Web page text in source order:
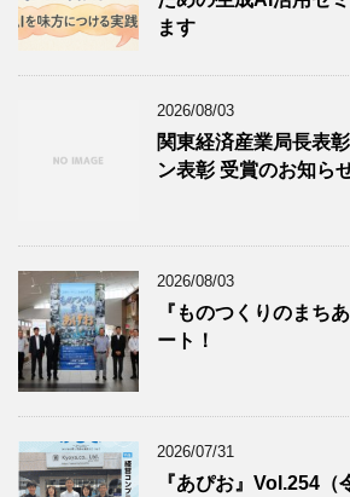
ます
2026/08/03
関東経済産業局長表
ン表彰 受賞のお知ら
2026/08/03
『ものつくりのまち
ート！
2026/07/31
『あぴお』Vol.254（